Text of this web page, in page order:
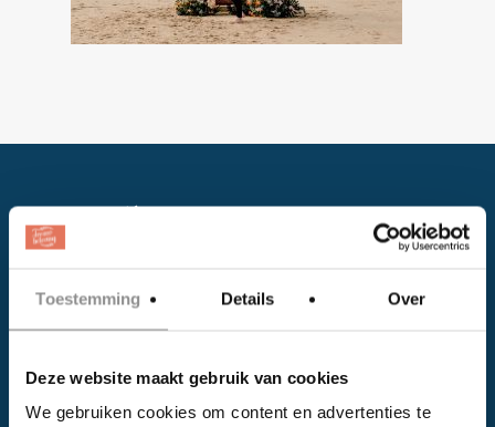
Toestemming Details Over
Deze website maakt gebruik van cookies
We gebruiken cookies om content en advertenties te
Instagram